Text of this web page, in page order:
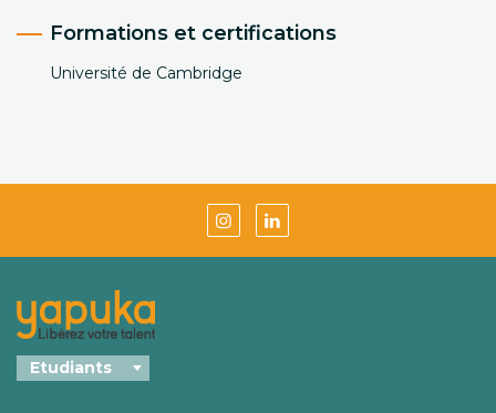
Formations et certifications
Université de Cambridge